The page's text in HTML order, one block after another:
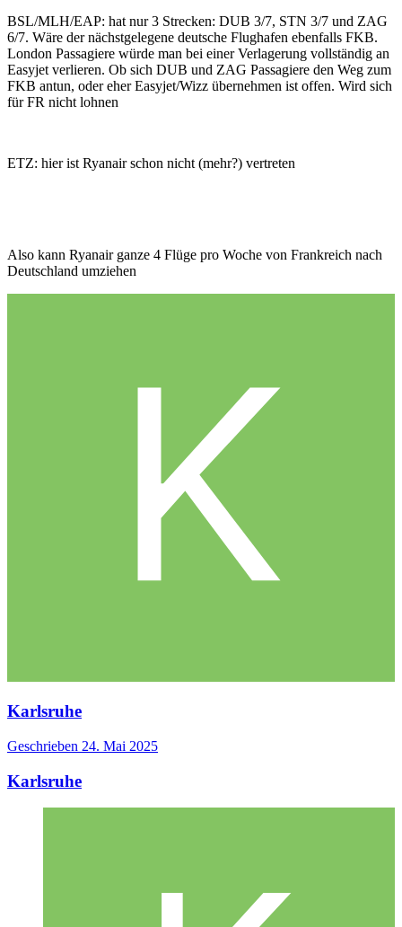
BSL/MLH/EAP: hat nur 3 Strecken: DUB 3/7, STN 3/7 und ZAG
6/7. Wäre der nächstgelegene deutsche Flughafen ebenfalls FKB.
London Passagiere würde man bei einer Verlagerung vollständig an
Easyjet verlieren. Ob sich DUB und ZAG Passagiere den Weg zum
FKB antun, oder eher Easyjet/Wizz übernehmen ist offen. Wird sich
für FR nicht lohnen
ETZ: hier ist Ryanair schon nicht (mehr?) vertreten
Also kann Ryanair ganze 4 Flüge pro Woche von Frankreich nach
Deutschland umziehen
Karlsruhe
Geschrieben 24. Mai 2025
Karlsruhe